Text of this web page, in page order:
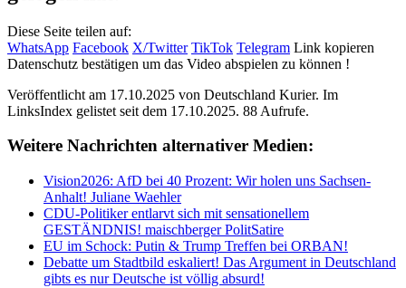
Diese Seite teilen auf:
WhatsApp Facebook X/Twitter TikTok Telegram Link kopieren
Datenschutz bestätigen um das Video abspielen zu können !
Veröffentlicht am 17.10.2025 von Deutschland Kurier. Im
LinksIndex gelistet seit dem 17.10.2025. 88 Aufrufe.
Weitere Nachrichten alternativer Medien:
Vision2026: AfD bei 40 Prozent: Wir holen uns Sachsen-
Anhalt! Juliane Waehler
CDU-Politiker entlarvt sich mit sensationellem
GESTÄNDNIS! maischberger PolitSatire
EU im Schock: Putin & Trump Treffen bei ORBAN!
Debatte um Stadtbild eskaliert! Das Argument in Deutschland
gibts es nur Deutsche ist völlig absurd!